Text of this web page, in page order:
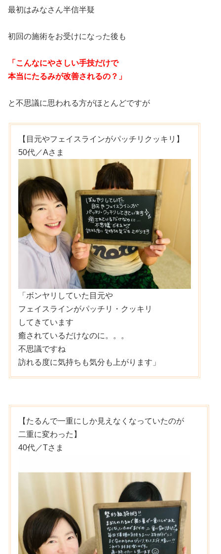
最初はみなさん半信半疑
初回の施術をお受けになった後も
「こんなにやさしい手技だけで
本当にたるみが改善されるの？」
と不思議に思われる方がほとんどですが
【目元やフェイスラインがパッチリクッキリ】
50代／Aさま
「ボンヤリしていた目元や
フェイスラインがパッチリ・クッキリ
してきています
癒されているだけなのに。。。
不思議ですね
訪れる度に気持ちも気分も上がります」
【たるんで一重にしか見えなくなっていたのが
二重に変わった】
40代／Tさま